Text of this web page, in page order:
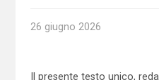
26 giugno 2026
Il presente testo unico,